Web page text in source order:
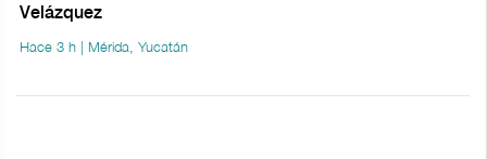
Velázquez
Hace 3 h | Mérida, Yucatán